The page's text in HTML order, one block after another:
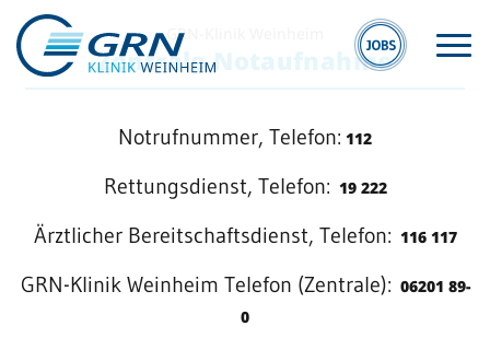
GRN
GRN-Klinik Weinheim
Zentrale Notaufnahme
Notrufnummer, Telefon: 112
Rettungsdienst, Telefon: 19 222
Ärztlicher Bereitschaftsdienst, Telefon: 116 117
GRN-Klinik Weinheim Telefon (Zentrale): 06201 89-
0